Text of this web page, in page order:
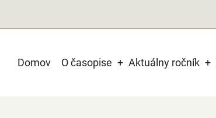
Main
Domov O časopise Aktuálny ročník